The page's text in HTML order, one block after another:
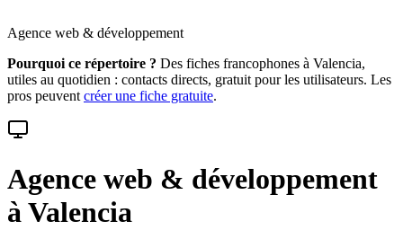
Agence web & développement
Pourquoi ce répertoire ? Des fiches francophones à Valencia,
utiles au quotidien : contacts directs, gratuit pour les utilisateurs. Les
pros peuvent créer une fiche gratuite.
Agence web & développement
à Valencia